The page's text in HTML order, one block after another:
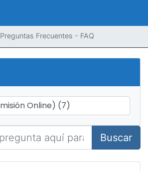
Preguntas Frecuentes - FAQ
Buscar